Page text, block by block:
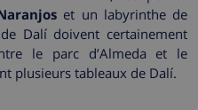
et un labyrinthe de
Dalí doivent certainement
le parc d’Almeda et le
plusieurs tableaux de Dalí.